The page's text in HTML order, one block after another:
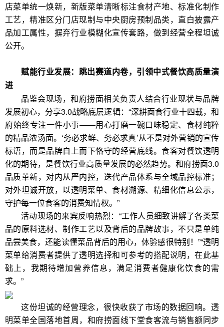
店菜单统一焕新，新版菜单清晰标注食材产地、标准化制作
工艺，精准区分门店现制与中央厨房预制品类，直白披露产
品加工属性，摒弃行业模糊化宣传套路，做到经营全程坦诚
公开。
赋能行业发展：跳出赛道内卷，引领中式餐饮高质量演
进
品鉴会现场，和府捞面相关负责人结合行业现状与品牌
发展初心，分享3.0战略底层逻辑：“深耕面食行业十四载，和
府始终专注一件小事——用心打磨一碗口味稳定、食材纯粹
的精品浓汤面。‘务必求鲜、务必求真’从不是对外营销的宣传
标语，而是品牌自上而下恪守的经营底线。食客对餐饮透明
化的期待，是餐饮行业高质量发展的必然趋势。和府捞面3.0
品质革新，对内从严内控，迭代产品体系与全域品控标准；
对外坦诚开放，以透明菜单、食材溯源、精细化信息公示，
守护每一位食客的消费知情权。”
活动现场的来宾反响热烈：“工作人员细致讲解了各类菜
品的原料选材、制作工艺以及背后的品牌故事，不只是单纯
品尝美食，还能读懂菜品背后的用心，体验感很特别！”“透明
菜单给消费者提供了透明选择和可参考的搭配说明，在此基
础上，我期待增加营养信息，满足消费者健康化饮食的需
求。”
这份坦诚的经营理念，很快收获了市场的数据回响。透
明菜单全国落地首周，和府捞面线下堂食客流与销售额同步